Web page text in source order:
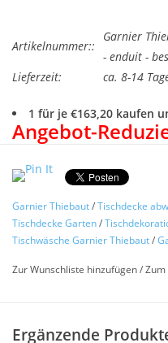
Artikelnummer::
Garnier
- enduit -
Lieferzeit:
ca. 8-14
1 für je €163,20 kaufen
Angebot-
Sparen Sie 20% auf die
wird Ihnen im Warenkorb
Abwaschbare
Garnier
chatoyant
Pflegeleicht - Abwaschbar -
Garnier Thiebaut/Tischdecke
Tischdecke Garten/
Tischwäsche Garnier Thiebaut/
Zur Wunschliste hinzufügen/Zum
Ergänzende